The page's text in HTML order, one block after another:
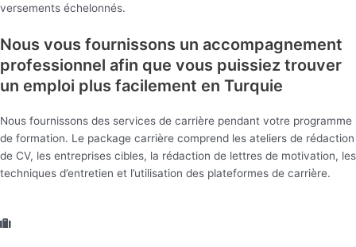
versements échelonnés.
Nous vous fournissons un accompagnement
professionnel afin que vous puissiez trouver
un emploi plus facilement en Turquie
Nous fournissons des services de carrière pendant votre programme
de formation. Le package carrière comprend les ateliers de rédaction
de CV, les entreprises cibles, la rédaction de lettres de motivation, les
techniques d’entretien et l’utilisation des plateformes de carrière.